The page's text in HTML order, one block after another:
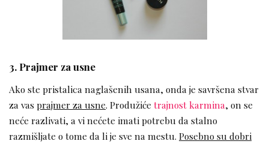
3. Prajmer za usne
Ako ste pristalica naglašenih usana, onda je savršena stvar
za vas prajmer za usne. Produžiće trajnost karmina, on se
neće razlivati, a vi nećete imati potrebu da stalno
razmišljate o tome da li je sve na mestu. Posebno su dobri